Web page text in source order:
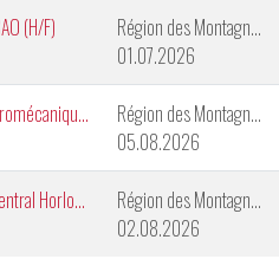
(H/F)
Région des Montagnes Neuchâteloises
01.07.2026
Stagiaire Ingénieur Mécanique / Micromécanique (H/F)
Région des Montagnes Neuchâteloises
05.08.2026
Responsable SAV Amont et Atelier Central Horlogerie
Région des Montagnes Neuchâteloises
02.08.2026